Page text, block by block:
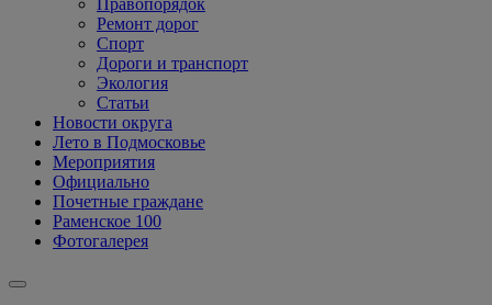
Правопорядок
Ремонт дорог
Спорт
Дороги и транспорт
Экология
Статьи
Новости округа
Лето в Подмосковье
Мероприятия
Официально
Почетные граждане
Раменское 100
Фотогалерея